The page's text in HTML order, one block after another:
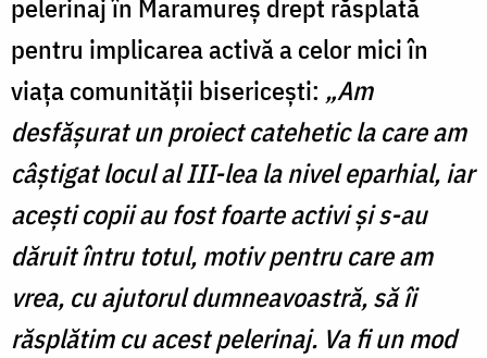
pelerinaj în Maramureș drept răsplată
pentru implicarea activă a celor mici în
viața comunității bisericești: „Am
desfășurat un proiect catehetic la care am
câștigat locul al III-lea la nivel eparhial, iar
acești copii au fost foarte activi și s-au
dăruit întru totul, motiv pentru care am
vrea, cu ajutorul dumneavoastră, să îi
răsplătim cu acest pelerinaj. Va fi un mod